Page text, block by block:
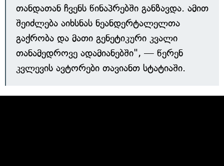
თანდათან ჩვენს წინაპრებში განზავდა. ამით
შეიძლება აიხსნას ნეანდერტალელთა
გაქრობა და მათი გენეტიკური კვალი
თანამედროვე ადამიანებში", — წერენ
კვლევის ავტორები თავიანთ სტატიაში.